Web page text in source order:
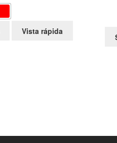
producto
en
Vista rápida